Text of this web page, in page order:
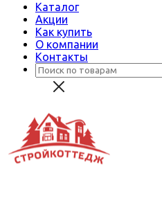
Каталог
Акции
Как купить
О компании
Контакты